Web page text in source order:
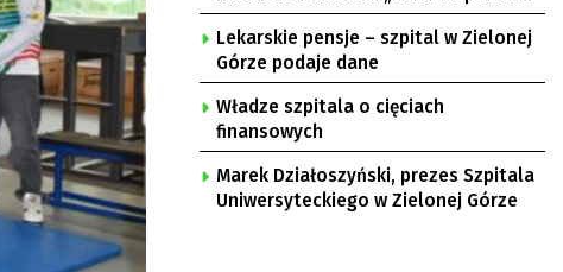
Seniora”
Lekarskie pensje – szpital w Zielonej
Górze podaje dane
Władze szpitala o cięciach
finansowych
Marek Działoszyński, prezes Szpitala
Uniwersyteckiego w Zielonej Górze